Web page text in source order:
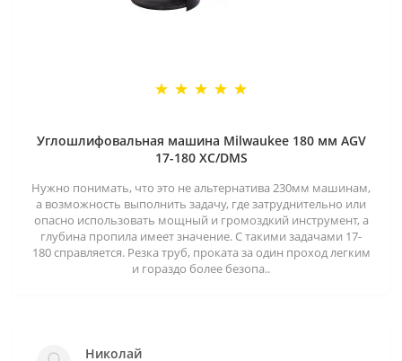
Углошлифовальная машина Milwaukee 180 мм AGV
17-180 XC/DMS
Нужно понимать, что это не альтернатива 230мм машинам,
а возможность выполнить задачу, где затруднительно или
опасно использовать мощный и громоздкий инструмент, а
глубина пропила имеет значение. С такими задачами 17-
180 справляется. Резка труб, проката за один проход легким
и гораздо более безопа..
Николай